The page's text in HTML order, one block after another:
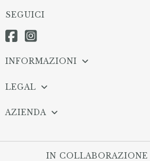
SEGUICI
INFORMAZIONI
LEGAL
AZIENDA
IN COLLABORAZIONE